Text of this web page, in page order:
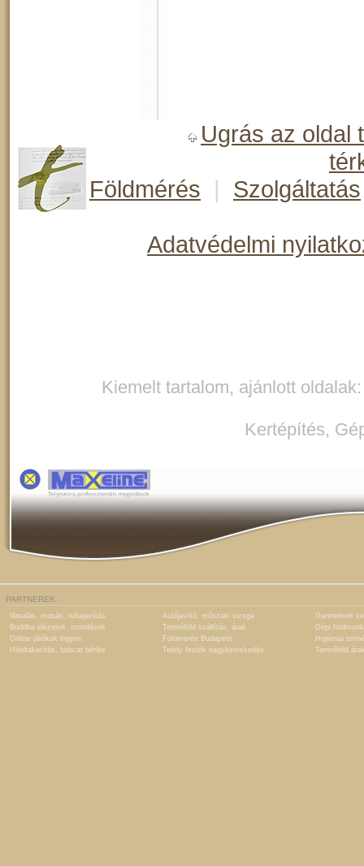
Ugrás az oldal
Földmérés
| Szolgáltatás
Adatvédelmi
Kiemelt tartalom, ajánlott
Kertépítés,
PARTNEREK:
Vasalás, mosás, ruhajavítás Autójavító, műszaki vizsga
Gartnerkert
Buddha idézetek, mondások
Termőföld szállítás, árak
Gépi
Online játékok ingyen
Földmérés Budapest
Higiéniai
Hóeltakarítás, bobcat bérlés
Teddy festék nagykereskedés Termőföld